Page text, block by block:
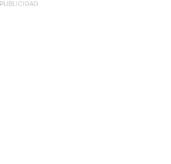
PUBLICIDAD